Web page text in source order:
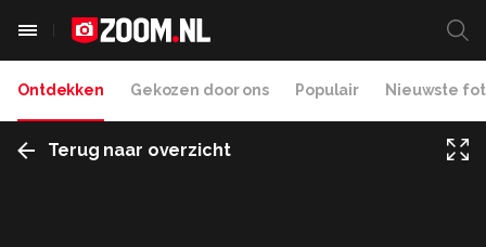
Ontdekken Gekozen door ons Populair Nieuwste
Terug naar overzicht